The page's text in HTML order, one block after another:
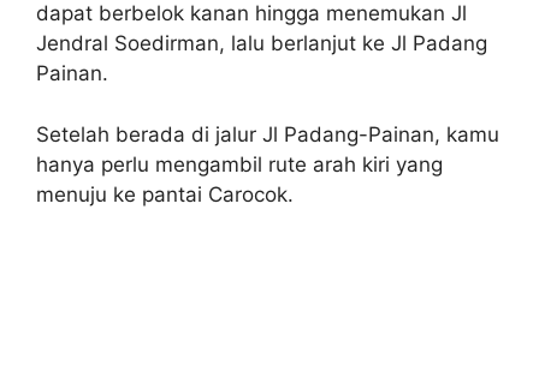
dapat berbelok kanan hingga menemukan Jl
Jendral Soedirman, lalu berlanjut ke Jl Padang
Painan.
Setelah berada di jalur Jl Padang-Painan, kamu
hanya perlu mengambil rute arah kiri yang
menuju ke pantai Carocok.